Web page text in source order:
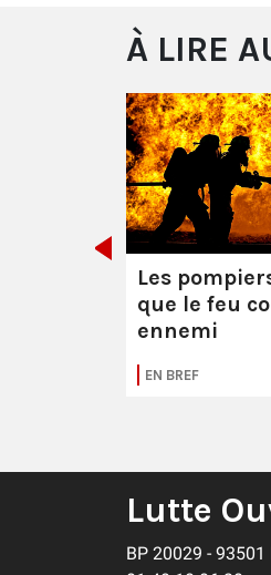
À LIRE
Les
que le feu
ennemi
EN BREF
Lutte
BP 20029 - 93501